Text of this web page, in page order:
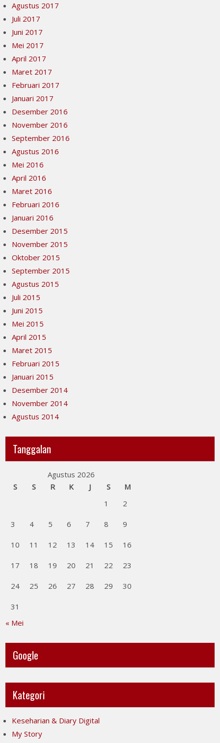
Agustus 2017
Juli 2017
Juni 2017
Mei 2017
April 2017
Maret 2017
Februari 2017
Januari 2017
Desember 2016
November 2016
September 2016
Agustus 2016
Mei 2016
April 2016
Maret 2016
Februari 2016
Januari 2016
Desember 2015
November 2015
Oktober 2015
September 2015
Agustus 2015
Juli 2015
Juni 2015
Mei 2015
April 2015
Maret 2015
Februari 2015
Januari 2015
Desember 2014
November 2014
Agustus 2014
Tanggalan
Agustus 2026
S
S R K J S
M
1
2
3 4 5 6 7 8 9
10 11 12 13 14 15 16
17 18 19 20 21 22 23
24 25 26 27 28 29 30
31
« Mei
Google
Kategori
Keseharian & Diary Digital
My Story